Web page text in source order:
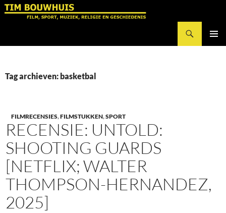
Ga
Tag archieven: basketbal
FILMRECENSIES,FILMSTUKKEN,SPORT
RECENSIE: UNTOLD:
SHOOTING GUARDS
[NETFLIX; WALTER
THOMPSON-HERNANDEZ,
2025]